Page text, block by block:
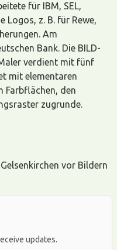
für IBM, SEL,
Logos, z. B. für Rewe,
Am
Bank. Die BILD-
verdient mit fünf
mit elementaren
Farbflächen, den
zugrunde.
vor Bildern
updates.